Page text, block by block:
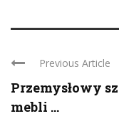
Previous Article
Przemysłowy
mebli ...